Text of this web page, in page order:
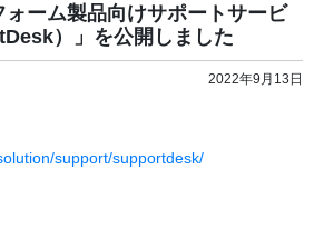
ーム製品向けサポートサービ
）」を公開しました
2022年9月13日
support/supportdesk/